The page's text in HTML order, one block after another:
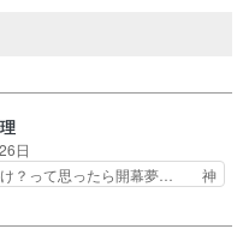
日
け？って思ったら開幕夢… 神